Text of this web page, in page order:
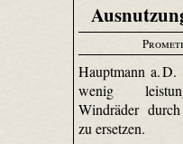
Hauptmann a.
wenig
Windräder
zu ersetzen.